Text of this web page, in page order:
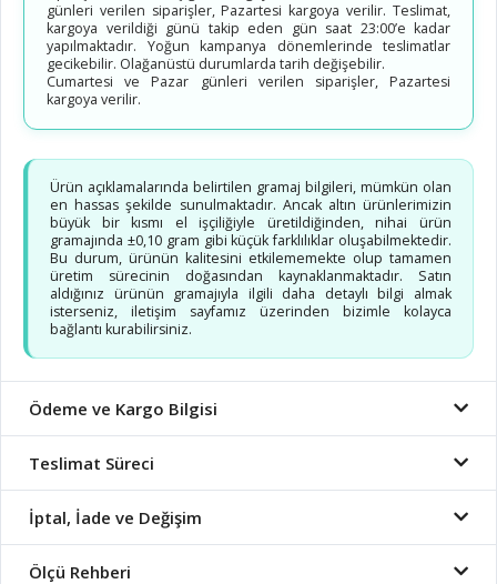
günleri verilen siparişler, Pazartesi kargoya verilir. Teslimat,
kargoya verildiği günü takip eden gün saat 23:00’e kadar
yapılmaktadır. Yoğun kampanya dönemlerinde teslimatlar
gecikebilir. Olağanüstü durumlarda tarih değişebilir.
Cumartesi ve Pazar günleri verilen siparişler, Pazartesi
kargoya verilir.
Ürün açıklamalarında belirtilen gramaj bilgileri, mümkün olan
en hassas şekilde sunulmaktadır. Ancak altın ürünlerimizin
büyük bir kısmı el işçiliğiyle üretildiğinden, nihai ürün
gramajında ±0,10 gram gibi küçük farklılıklar oluşabilmektedir.
Bu durum, ürünün kalitesini etkilememekte olup tamamen
üretim sürecinin doğasından kaynaklanmaktadır. Satın
aldığınız ürünün gramajıyla ilgili daha detaylı bilgi almak
isterseniz, iletişim sayfamız üzerinden bizimle kolayca
bağlantı kurabilirsiniz.
Ödeme ve Kargo Bilgisi
Teslimat Süreci
İptal, İade ve Değişim
Ölçü Rehberi